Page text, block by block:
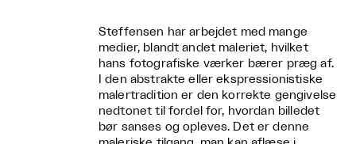
Steffensen har arbejdet med mange
medier, blandt andet maleriet, hvilket
hans fotografiske værker bærer præg af.
I den abstrakte eller ekspressionistiske
malertradition er den korrekte gengivelse
nedtonet til fordel for, hvordan billedet
bør sanses og opleves. Det er denne